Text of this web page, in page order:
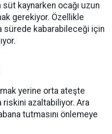
süt kaynarken ocağı uzun
gerekiyor. Özellikle
sürede kabarabileceği için
yerine orta ateşte
riskini azaltabiliyor. Ara
tutmasını önlemeye